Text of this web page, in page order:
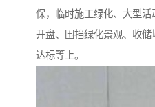
保，临时施工绿化、大型
开盘、围挡绿化景观、收
达标等上。